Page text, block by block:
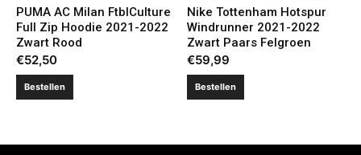
PUMA AC Milan FtblCulture
Full Zip Hoodie 2021-2022
Zwart Rood
€52,50
Bestellen
Nike Tottenham Hotspur
Windrunner 2021-2022
Zwart Paars Felgroen
€59,99
Bestellen